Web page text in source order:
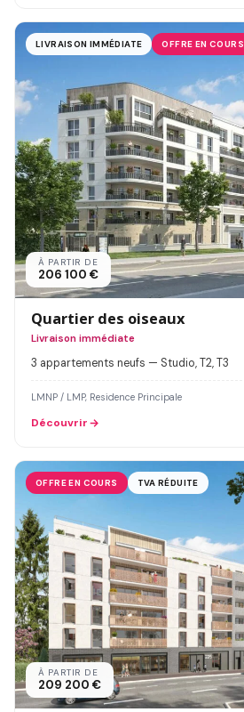
LIVRAISON IMMÉDIATE OFFRE EN COURS
À PARTIR DE
206 100 €
Quartier des oiseaux
Livraison immédiate
3 appartements neufs — Studio, T2, T3
LMNP / LMP, Residence Principale
Découvrir
OFFRE EN COURS TVA RÉDUITE
À PARTIR DE
209 200 €